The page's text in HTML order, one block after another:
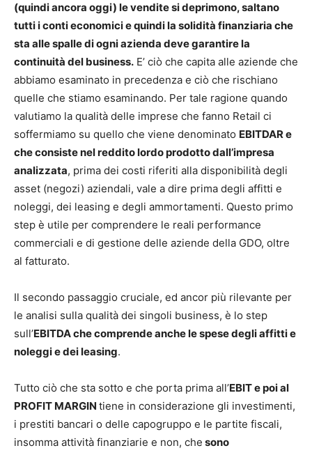
(quindi ancora oggi) le vendite si deprimono, saltano
tutti i conti economici e quindi la solidità finanziaria che
sta alle spalle di ogni azienda deve garantire la
continuità del business. E’ ciò che capita alle aziende che
abbiamo esaminato in precedenza e ciò che rischiano
quelle che stiamo esaminando. Per tale ragione quando
valutiamo la qualità delle imprese che fanno Retail ci
soffermiamo su quello che viene denominato EBITDAR e
che consiste nel reddito lordo prodotto dall’impresa
analizzata, prima dei costi riferiti alla disponibilità degli
asset (negozi) aziendali, vale a dire prima degli affitti e
noleggi, dei leasing e degli ammortamenti. Questo primo
step è utile per comprendere le reali performance
commerciali e di gestione delle aziende della GDO, oltre
al fatturato.
Il secondo passaggio cruciale, ed ancor più rilevante per
le analisi sulla qualità dei singoli business, è lo step
sull’EBITDA che comprende anche le spese degli affitti e
noleggi e dei leasing.
Tutto ciò che sta sotto e che porta prima all’EBIT e poi al
PROFIT MARGIN tiene in considerazione gli investimenti,
i prestiti bancari o delle capogruppo e le partite fiscali,
insomma attività finanziarie e non, che sono